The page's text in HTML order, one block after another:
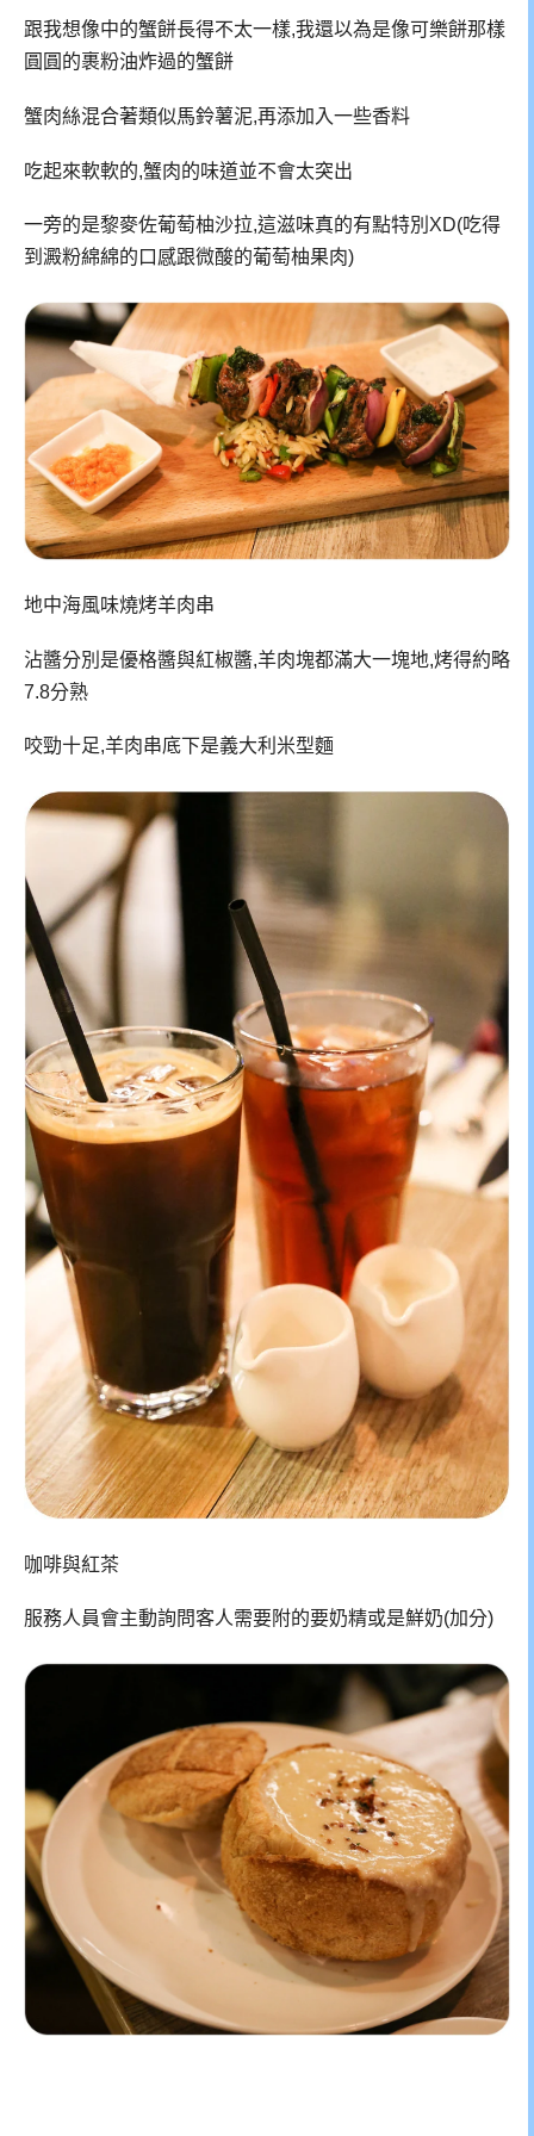
跟我想像中的蟹餅長得不太一樣,我還以為是像可樂餅那樣
圓圓的裹粉油炸過的蟹餅
蟹肉絲混合著類似馬鈴薯泥,再添加入一些香料
吃起來軟軟的,蟹肉的味道並不會太突出
一旁的是黎麥佐葡萄柚沙拉,這滋味真的有點特別XD(吃得
到澱粉綿綿的口感跟微酸的葡萄柚果肉)
地中海風味燒烤羊肉串
沾醬分別是優格醬與紅椒醬,羊肉塊都滿大一塊地,烤得約略
7.8分熟
咬勁十足,羊肉串底下是義大利米型麵
咖啡與紅茶
服務人員會主動詢問客人需要附的要奶精或是鮮奶(加分)